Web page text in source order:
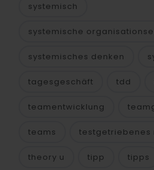
systemisch
systemische
systemisches denken
tagesgeschäft tdd
teamentwicklung
teams testgetriebenes
theory u tipp tipps